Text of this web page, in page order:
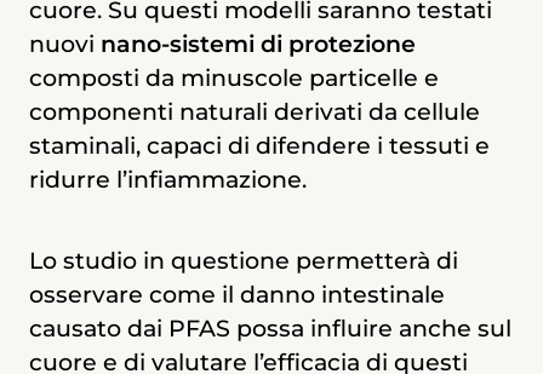
cuore. Su questi modelli saranno testati
nuovi nano-sistemi di protezione
composti da minuscole particelle e
componenti naturali derivati da cellule
staminali, capaci di difendere i tessuti e
ridurre l’infiammazione.
Lo studio in questione permetterà di
osservare come il danno intestinale
causato dai PFAS possa influire anche sul
cuore e di valutare l’efficacia di questi
bio-stampato, che permetterà di
convalidare l’efficacia di alcune
nanoparticelle, realizzate per essere
rilasciate direttamente sulla cellula
bersaglio. La ricerca aiuterà a identificare
nuovi farmaci, che potranno essere
organi più resistenti alla contaminazione
da PFAS. Questo aprirà la strada a nuove
strategie per prevenire, o ridurre, gli
effetti nocivi dovuti alla contaminazione